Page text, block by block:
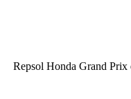
Repsol Honda Grand Prix